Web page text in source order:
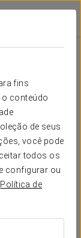
fins
conteúdo
de seus
você pode
todos os
configurar ou
Política de
ou evento